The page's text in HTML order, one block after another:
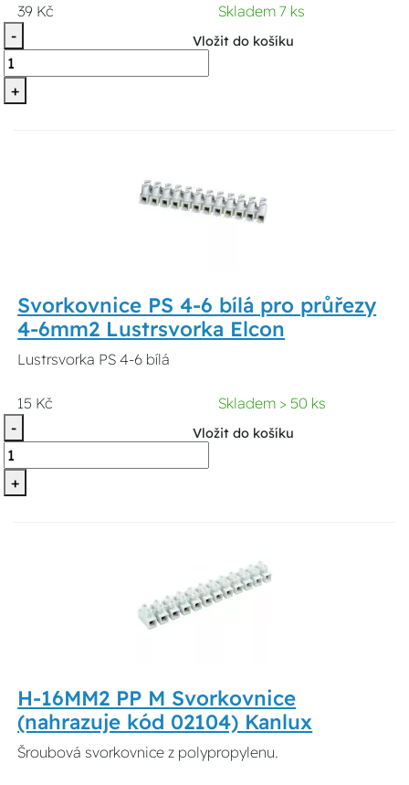
39 Kč
Skladem 7 ks
-
+
Vložit do košíku
Svorkovnice PS 4-6 bílá pro průřezy
4-6mm2 Lustrsvorka Elcon
Lustrsvorka PS 4-6 bílá
15 Kč
Skladem > 50 ks
-
+
Vložit do košíku
H-16MM2 PP M Svorkovnice
(nahrazuje kód 02104) Kanlux
Šroubová svorkovnice z polypropylenu.